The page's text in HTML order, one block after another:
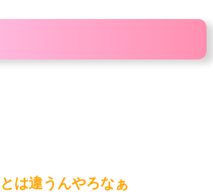
は違うんやろなぁ